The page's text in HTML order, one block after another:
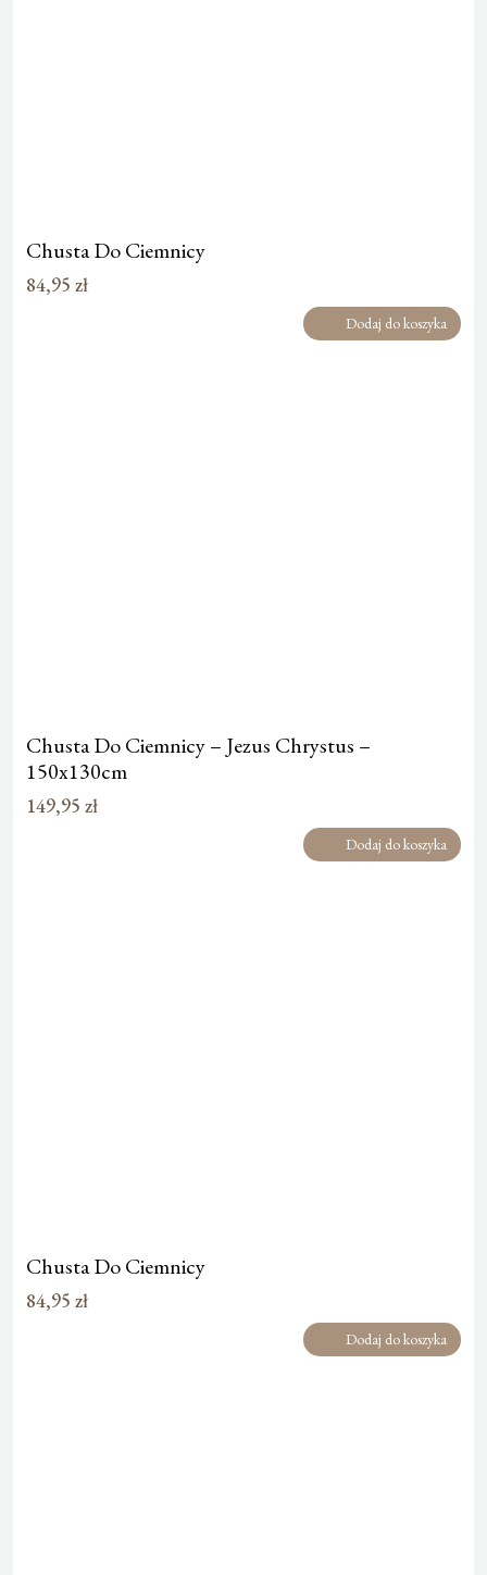
Chusta Do Ciemnicy
84,95 zł
Dodaj do koszyka
Chusta Do Ciemnicy – Jezus Chrystus –
150x130cm
149,95 zł
Dodaj do koszyka
Chusta Do Ciemnicy
84,95 zł
Dodaj do koszyka